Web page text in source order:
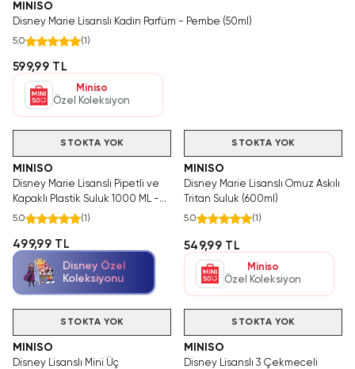
MINISO
Disney Marie Lisanslı Kadın Parfüm - Pembe (50ml)
5.0 (1 )
599,99 TL
Miniso
Özel Koleksiyon
STOKTA YOK
MINISO
Disney Marie Lisanslı Pipetli ve
Kapaklı Plastik Suluk 1000 ML -
Aristocats Serisi Sızdırmaz
5.0 (1 )
499,99 TL
Disney Özel
Koleksiyonu
STOKTA YOK
MINISO
Disney Marie Lisanslı Omuz Askılı
Tritan Suluk (600ml)
5.0 (1 )
549,99 TL
Miniso
Özel Koleksiyon
STOKTA YOK
MINISO
Disney Lisanslı Mini Üç
STOKTA YOK
MINISO
Disney Lisanslı 3 Çekmeceli